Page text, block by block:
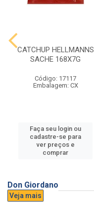
CATCHUP HELLMANNS
SACHE 168X7G
Código: 17117
Embalagem: CX
Faça seu login ou
cadastre-se para
ver preços e
comprar
Don Giordano
Veja mais